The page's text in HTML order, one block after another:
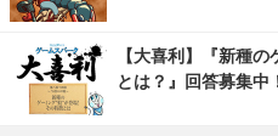
【大喜利】『新種
とは？』回答募集中